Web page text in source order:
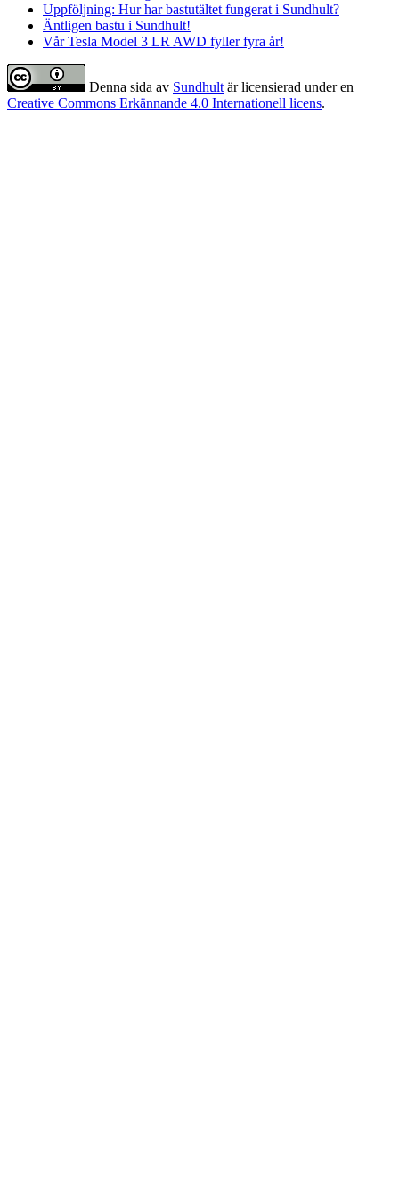
Uppföljning: Hur har bastutältet fungerat i Sundhult?
Äntligen bastu i Sundhult!
Vår Tesla Model 3 LR AWD fyller fyra år!
Denna sida av Sundhult är licensierad under en
Creative Commons Erkännande 4.0 Internationell licens.